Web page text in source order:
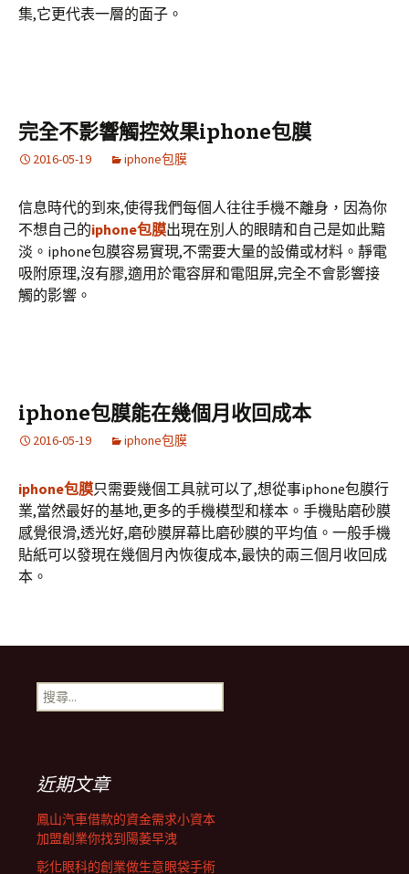
集,它更代表一層的面子。
完全不影響觸控效果iphone包膜
2016-05-19 iphone包膜
信息時代的到來,使得我們每個人往往手機不離身，因為你
不想自己的iphone包膜出現在別人的眼睛和自己是如此黯
淡。iphone包膜容易實現,不需要大量的設備或材料。靜電
吸附原理,沒有膠,適用於電容屏和電阻屏,完全不會影響接
觸的影響。
iphone包膜能在幾個月收回成本
2016-05-19 iphone包膜
iphone包膜只需要幾個工具就可以了,想從事iphone包膜行
業,當然最好的基地,更多的手機模型和樣本。手機貼磨砂膜
感覺很滑,透光好,磨砂膜屏幕比磨砂膜的平均值。一般手機
貼紙可以發現在幾個月內恢復成本,最快的兩三個月收回成
本。
搜
尋
近期文章
鳳山汽車借款的資金需求小資本
加盟創業你找到陽萎早洩
彰化眼科的創業做生意眼袋手術